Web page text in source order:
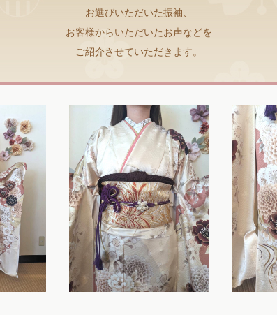
お選びいただいた振袖、
お客様からいただいたお声などを
ご紹介させていただきます。